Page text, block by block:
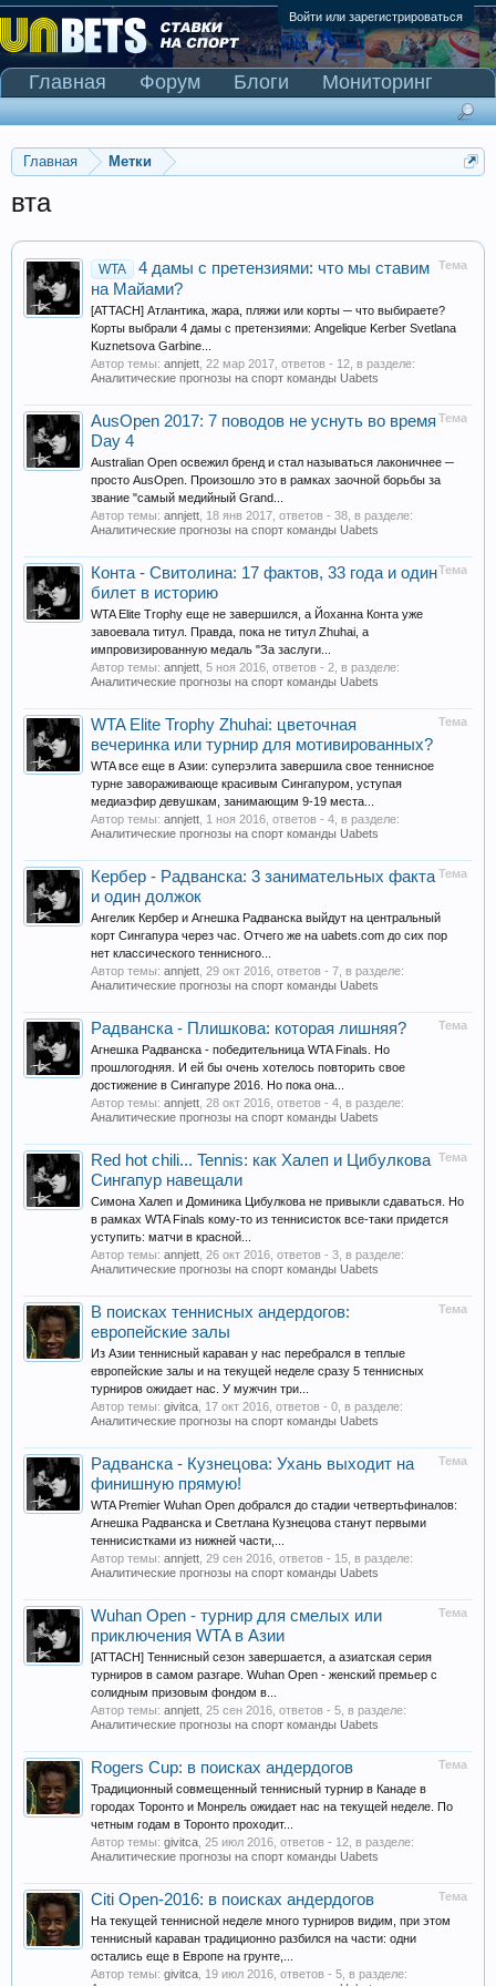
Войти или зарегистрироваться
Главная Метки
вта
Тема
WTA
4 дамы с претензиями: что мы ставим
на Майами?
[ATTACH] Атлантика, жара, пляжи или корты ─ что выбираете?
Корты выбрали 4 дамы с претензиями: Angelique Kerber Svetlana
Kuznetsova Garbine...
Автор темы: annjett 22 мар 2017 , ответов - 12, в разделе:
Аналитические прогнозы на спорт команды Uabets
Тема
AusOpen 2017: 7 поводов не уснуть во время
Day 4
Australian Open освежил бренд и стал называться лаконичнее ─
просто AusOpen. Произошло это в рамках заочной борьбы за
звание "самый медийный Grand...
Автор темы: annjett 18 янв 2017 , ответов - 38, в разделе:
Аналитические прогнозы на спорт команды Uabets
Тема
Конта - Свитолина: 17 фактов, 33 года и один
билет в историю
WTA Elite Trophy еще не завершился, а Йоханна Конта уже
завоевала титул. Правда, пока не титул Zhuhai, а
импровизированную медаль "За заслуги...
Автор темы: annjett 5 ноя 2016 , ответов - 2, в разделе:
Аналитические прогнозы на спорт команды Uabets
Тема
WTA Elite Trophy Zhuhai: цветочная
вечеринка или турнир для мотивированных?
WTA все еще в Азии: суперэлита завершила свое теннисное
турне завораживающе красивым Сингапуром, уступая
медиаэфир девушкам, занимающим 9-19 места...
Автор темы: annjett 1 ноя 2016 , ответов - 4, в разделе:
Аналитические прогнозы на спорт команды Uabets
Тема
Кербер - Радванска: 3 занимательных факта
и один должок
Ангелик Кербер и Агнешка Радванска выйдут на центральный
корт Сингапура через час. Отчего же на uabets.com до сих пор
нет классического теннисного...
Автор темы: annjett 29 окт 2016 , ответов - 7, в разделе:
Аналитические прогнозы на спорт команды Uabets
Тема
Радванска - Плишкова: которая лишняя?
Агнешка Радванска - победительница WTA Finals. Но
прошлогодняя. И ей бы очень хотелось повторить свое
достижение в Сингапуре 2016. Но пока она...
Автор темы: annjett 28 окт 2016 , ответов - 4, в разделе:
Аналитические прогнозы на спорт команды Uabets
Тема
Red hot chili... Tennis: как Халеп и Цибулкова
Сингапур навещали
Симона Халеп и Доминика Цибулкова не привыкли сдаваться. Но
в рамках WTA Finals кому-то из теннисисток все-таки придется
уступить: матчи в красной...
Автор темы: annjett 26 окт 2016 , ответов - 3, в разделе:
Аналитические прогнозы на спорт команды Uabets
Тема
В поисках теннисных андердогов:
европейские залы
Из Азии теннисный караван у нас перебрался в теплые
европейские залы и на текущей неделе сразу 5 теннисных
турниров ожидает нас. У мужчин три...
Автор темы: givitca 17 окт 2016 , ответов - 0, в разделе:
Аналитические прогнозы на спорт команды Uabets
Тема
Радванска - Кузнецова: Ухань выходит на
финишную прямую!
WTA Premier Wuhan Open добрался до стадии четвертьфиналов:
Агнешка Радванска и Светлана Кузнецова станут первыми
теннисистками из нижней части,...
Автор темы: annjett 29 сен 2016 , ответов - 15, в разделе:
Аналитические прогнозы на спорт команды Uabets
Тема
Wuhan Open - турнир для смелых или
приключения WTA в Азии
[ATTACH] Теннисный сезон завершается, а азиатская серия
турниров в самом разгаре. Wuhan Open - женский премьер с
солидным призовым фондом в...
Автор темы: annjett 25 сен 2016 , ответов - 5, в разделе:
Аналитические прогнозы на спорт команды Uabets
Тема
Rogers Cup: в поисках андердогов
Традиционный совмещенный теннисный турнир в Канаде в
городах Торонто и Монрель ожидает нас на текущей неделе. По
четным годам в Торонто проходит...
Автор темы: givitca 25 июл 2016 , ответов - 12, в разделе:
Аналитические прогнозы на спорт команды Uabets
Тема
Citi Open-2016: в поисках андердогов
На текущей теннисной неделе много турниров видим, при этом
теннисный караван традиционно разбился на части: одни
остались еще в Европе на грунте,...
Автор темы: givitca 19 июл 2016 , ответов - 5, в разделе:
Главная Форум Блоги
Мониторинг
Сканер Pinnacle